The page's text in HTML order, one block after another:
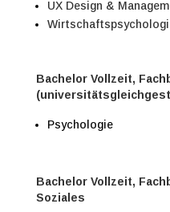
UX Design &
Bachelor Vollzeit,
Psychologie
Bachelor Vollzeit,
Soziales